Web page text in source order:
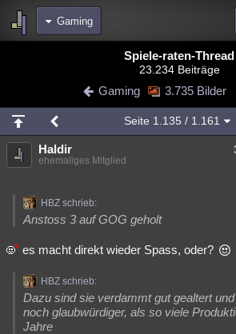
Gaming
Diskussionen Blogs
Chat Wiki Neuigkeiten
meine Rubriken
Menschen
Natur Umfragen Unterhaltung
Astronomie Helpdesk Gruppen
Musik
Spiele-raten-Thread
23.234 Beiträge
Gaming 3.735 Bilder
Seite 1.135 / 1.161
Haldir
ehemaliges Mitglied
HBZ schrieb:
Anstoss 3 auf GOG geholt
es macht direkt wieder Spass, oder?
HBZ schrieb:
Dazu sind sie verdammt gut gealtert
noch glaubwürdiger, als so viele
Jahre